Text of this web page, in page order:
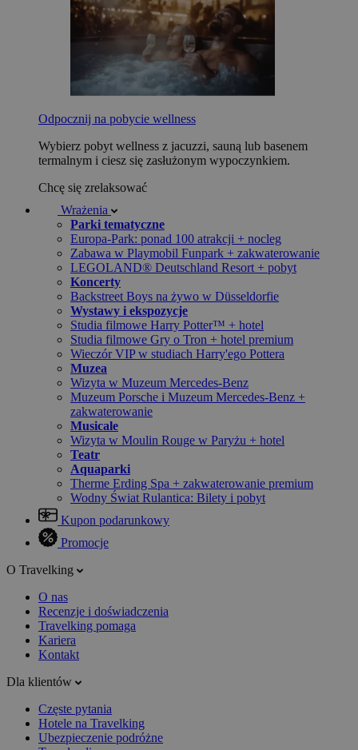
Odpocznij na pobycie wellness
Wybierz pobyt wellness z jacuzzi, sauną lub basenem
termalnym i ciesz się zasłużonym wypoczynkiem.
Chcę się zrelaksować
Wrażenia
Parki tematyczne
Europa-Park: ponad 100 atrakcji + nocleg
Zabawa w Playmobil Funpark + zakwaterowanie
LEGOLAND® Deutschland Resort + pobyt
Koncerty
Backstreet Boys na żywo w Düsseldorfie
Wystawy i ekspozycje
Studia filmowe Harry Potter™ + hotel
Studia filmowe Gry o Tron + hotel premium
Wieczór VIP w studiach Harry'ego Pottera
Muzea
Wizyta w Muzeum Mercedes-Benz
Muzeum Porsche i Muzeum Mercedes-Benz +
zakwaterowanie
Musicale
Wizyta w Moulin Rouge w Paryżu + hotel
Teatr
Aquaparki
Therme Erding Spa + zakwaterowanie premium
Wodny Świat Rulantica: Bilety i pobyt
Kupon podarunkowy
Promocje
O Travelking
O nas
Recenzje i doświadczenia
Travelking pomaga
Kariera
Kontakt
Dla klientów
Częste pytania
Hotele na Travelking
Ubezpieczenie podróżne